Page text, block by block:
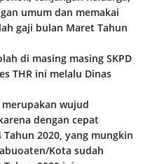
umum dan memakai
gaji bulan Maret Tahun
di masing masing SKPD
THR ini melalu Dinas
wujud
dengan cepat
2020, yang mungkin
Kota sudah